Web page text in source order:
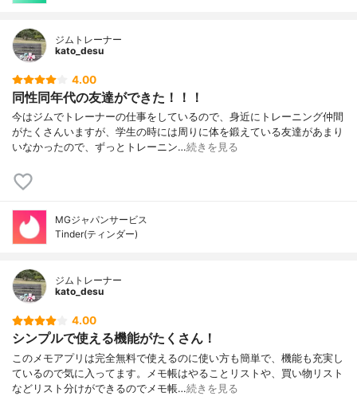
ジムトレーナー
kato_desu
4.00
同性同年代の友達ができた！！！
今はジムでトレーナーの仕事をしているので、身近にトレーニング仲間
がたくさんいますが、学生の時には周りに体を鍛えている友達があまり
いなかったので、ずっとトレーニン…続きを見る
MGジャパンサービス
Tinder(ティンダー)
ジムトレーナー
kato_desu
4.00
シンプルで使える機能がたくさん！
このメモアプリは完全無料で使えるのに使い方も簡単で、機能も充実し
ているので気に入ってます。メモ帳はやることリストや、買い物リスト
などリスト分けができるのでメモ帳…続きを見る